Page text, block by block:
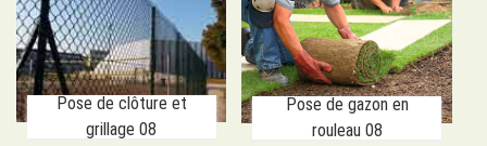
Pose de clôture et
grillage 08
Pose de gazon en
rouleau 08